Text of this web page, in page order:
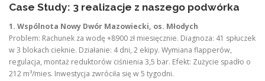
Case Study: 3 realizacje z naszego podwórka
1. Wspólnota Nowy Dwór Mazowiecki, os. Młodych
Problem: Rachunek za wodę +8900 zł miesięcznie. Diagnoza: 41 spłuczek
w 3 blokach cieknie. Działanie: 4 dni, 2 ekipy. Wymiana flapperów,
regulacja, montaż reduktorów ciśnienia 3,5 bar. Efekt: Zużycie spadło o
212 m³/mies. Inwestycja zwróciła się w 5 tygodni.